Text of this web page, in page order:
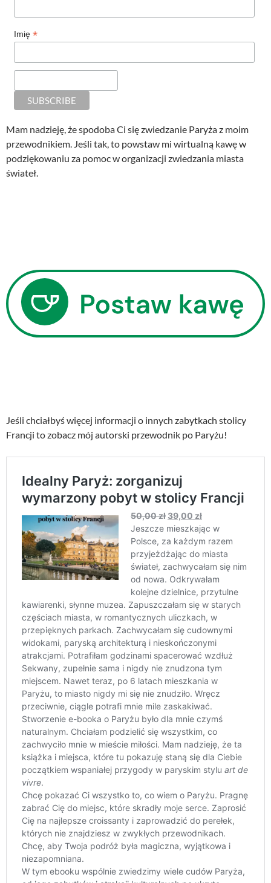
Imię *
Mam nadzieję, że spodoba Ci się zwiedzanie Paryża z moim
przewodnikiem. Jeśli tak, to powstaw mi wirtualną kawę w
podziękowaniu za pomoc w organizacji zwiedzania miasta
świateł.
Jeśli chciałbyś więcej informacji o innych zabytkach stolicy
Francji to zobacz mój autorski przewodnik po Paryżu!